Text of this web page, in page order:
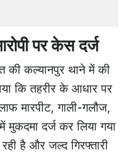
पर केस दर्ज
की कल्यानपुर थाने में की
कि तहरीर के आधार पर
मारपीट, गाली-गलौज,
दर्ज कर लिया गया
है और जल्द गिरफ्तारी